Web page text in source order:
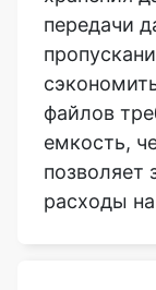
файлов
емкость,
позволяет
расходы
Что